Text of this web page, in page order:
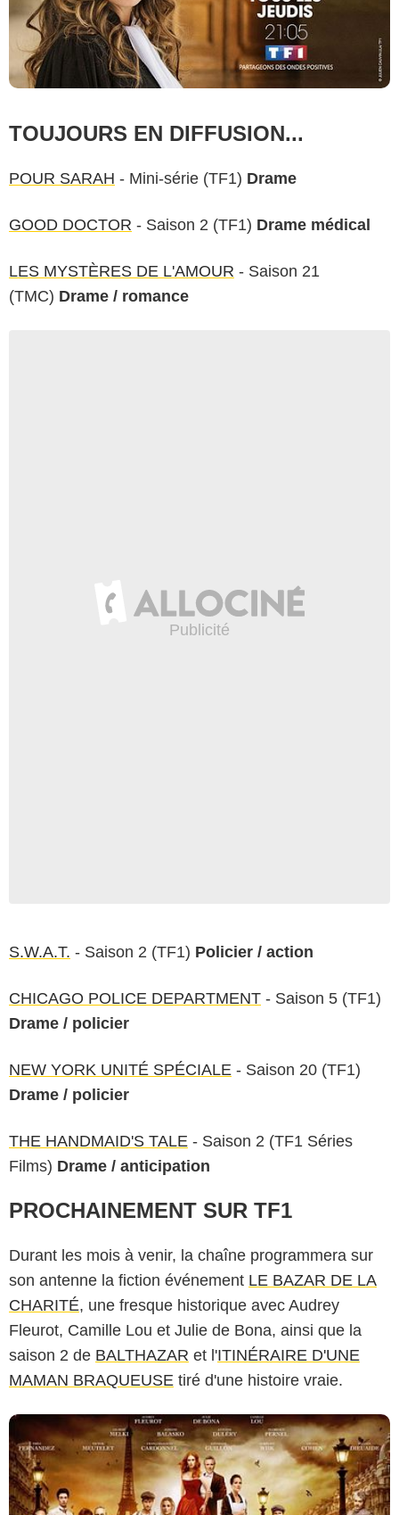
TOUJOURS EN DIFFUSION...
POUR SARAH - Mini-série (TF1) Drame
GOOD DOCTOR - Saison 2 (TF1) Drame médical
LES MYSTÈRES DE L'AMOUR - Saison 21
(TMC) Drame / romance
S.W.A.T. - Saison 2 (TF1) Policier / action
CHICAGO POLICE DEPARTMENT - Saison 5 (TF1)
Drame / policier
NEW YORK UNITÉ SPÉCIALE - Saison 20 (TF1)
Drame / policier
THE HANDMAID'S TALE - Saison 2 (TF1 Séries
Films) Drame / anticipation
PROCHAINEMENT SUR TF1
Durant les mois à venir, la chaîne programmera sur
son antenne la fiction événement LE BAZAR DE LA
CHARITÉ, une fresque historique avec Audrey
Fleurot, Camille Lou et Julie de Bona, ainsi que la
saison 2 de BALTHAZAR et l'ITINÉRAIRE D'UNE
MAMAN BRAQUEUSE tiré d'une histoire vraie.